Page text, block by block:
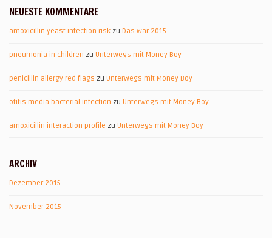
NEUESTE KOMMENTARE
amoxicillin yeast infection risk zu Das war 2015
pneumonia in children zu Unterwegs mit Money Boy
penicillin allergy red flags zu Unterwegs mit Money Boy
otitis media bacterial infection zu Unterwegs mit Money Boy
amoxicillin interaction profile zu Unterwegs mit Money Boy
ARCHIV
Dezember 2015
November 2015